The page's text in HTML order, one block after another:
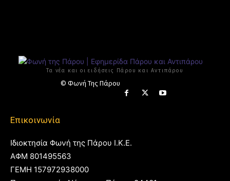
Τα νέα και οι ειδήσεις Πάρου και Αντιπάρου
© Φωνή Της Πάρου
Επικοινωνία
Ιδιοκτησία Φωνή της Πάρου Ι.Κ.Ε.
ΑΦΜ 801495563
ΓΕΜΗ 157972938000